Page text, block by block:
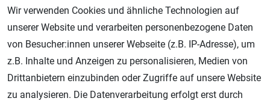
Geprüfter Shop
Wir verwenden Cookies und ähnliche Technologien auf
unserer Website und verarbeiten personenbezogene Daten
von Besucher:innen unserer Webseite (z.B. IP-Adresse), um
z.B. Inhalte und Anzeigen zu personalisieren, Medien von
Drittanbietern einzubinden oder Zugriffe auf unsere Website
zu analysieren. Die Datenverarbeitung erfolgt erst durch